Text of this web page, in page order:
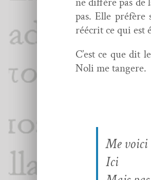
pas. Elle préfère
réécrit ce qui est
C’est ce que dit
Noli me tangere.
Me voici
Ici